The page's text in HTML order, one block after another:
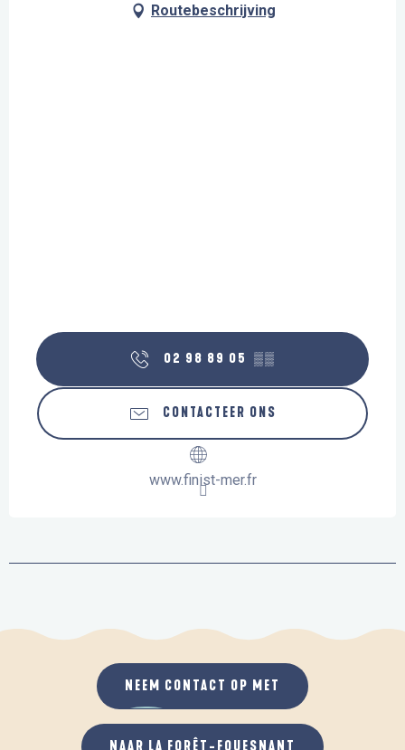
Routebeschrijving
02 98 89 05 ▒▒
CONTACTEER ONS
www.finist-mer.fr
NEEM CONTACT OP MET
NAAR LA FORÊT-FOUESNANT